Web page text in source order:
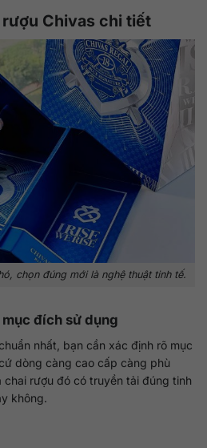
Chivas chi tiết
chọn đúng mới là nghệ thuật tinh tế.
mục đích sử dụng
nhất, bạn cần xác định rõ mục
dòng càng cao cấp càng phù
chai rượu đó có truyền tải đúng tinh
không.